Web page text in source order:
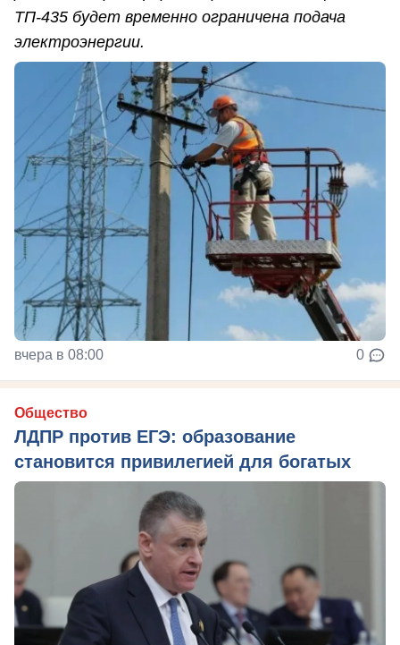
ТП-435 будет временно ограничена подача
электроэнергии.
вчера в 08:00 0
Общество
ЛДПР против ЕГЭ: образование
становится привилегией для богатых